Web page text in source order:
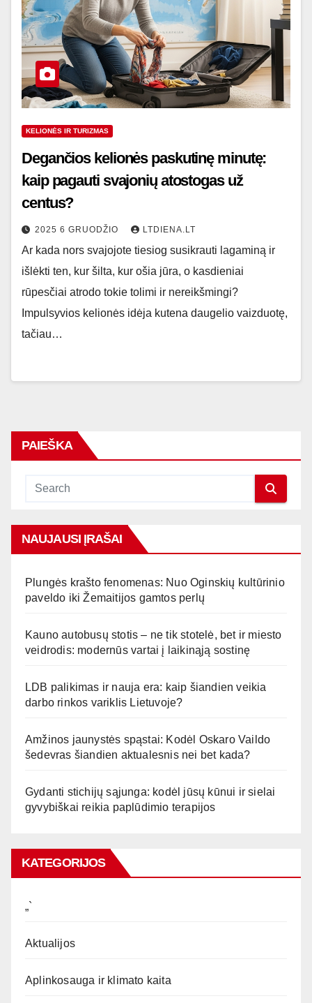
KELIONĖS IR TURIZMAS
Degančios kelionės paskutinę minutę:
kaip pagauti svajonių atostogas už
centus?
2025 6 GRUODŽIO LTDIENA.LT
Ar kada nors svajojote tiesiog susikrauti lagaminą ir
išlėkti ten, kur šilta, kur ošia jūra, o kasdieniai
rūpesčiai atrodo tokie tolimi ir nereikšmingi?
Impulsyvios kelionės idėja kutena daugelio vaizduotę,
tačiau…
PAIEŠKA
NAUJAUSI ĮRAŠAI
Plungės krašto fenomenas: Nuo Oginskių kultūrinio
paveldo iki Žemaitijos gamtos perlų
Kauno autobusų stotis – ne tik stotelė, bet ir miesto
veidrodis: modernūs vartai į laikinąją sostinę
LDB palikimas ir nauja era: kaip šiandien veikia
darbo rinkos variklis Lietuvoje?
Amžinos jaunystės spąstai: Kodėl Oskaro Vaildo
šedevras šiandien aktualesnis nei bet kada?
Gydanti stichijų sąjunga: kodėl jūsų kūnui ir sielai
gyvybiškai reikia paplūdimio terapijos
KATEGORIJOS
„`
Aktualijos
Aplinkosauga ir klimato kaita